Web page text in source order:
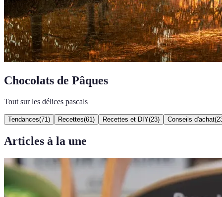
Chocolats de Pâques
Tout sur les délices pascals
Tendances(71 ) Recettes(61 ) Recettes et DIY(23) Conseils d'achat(
Articles à la une